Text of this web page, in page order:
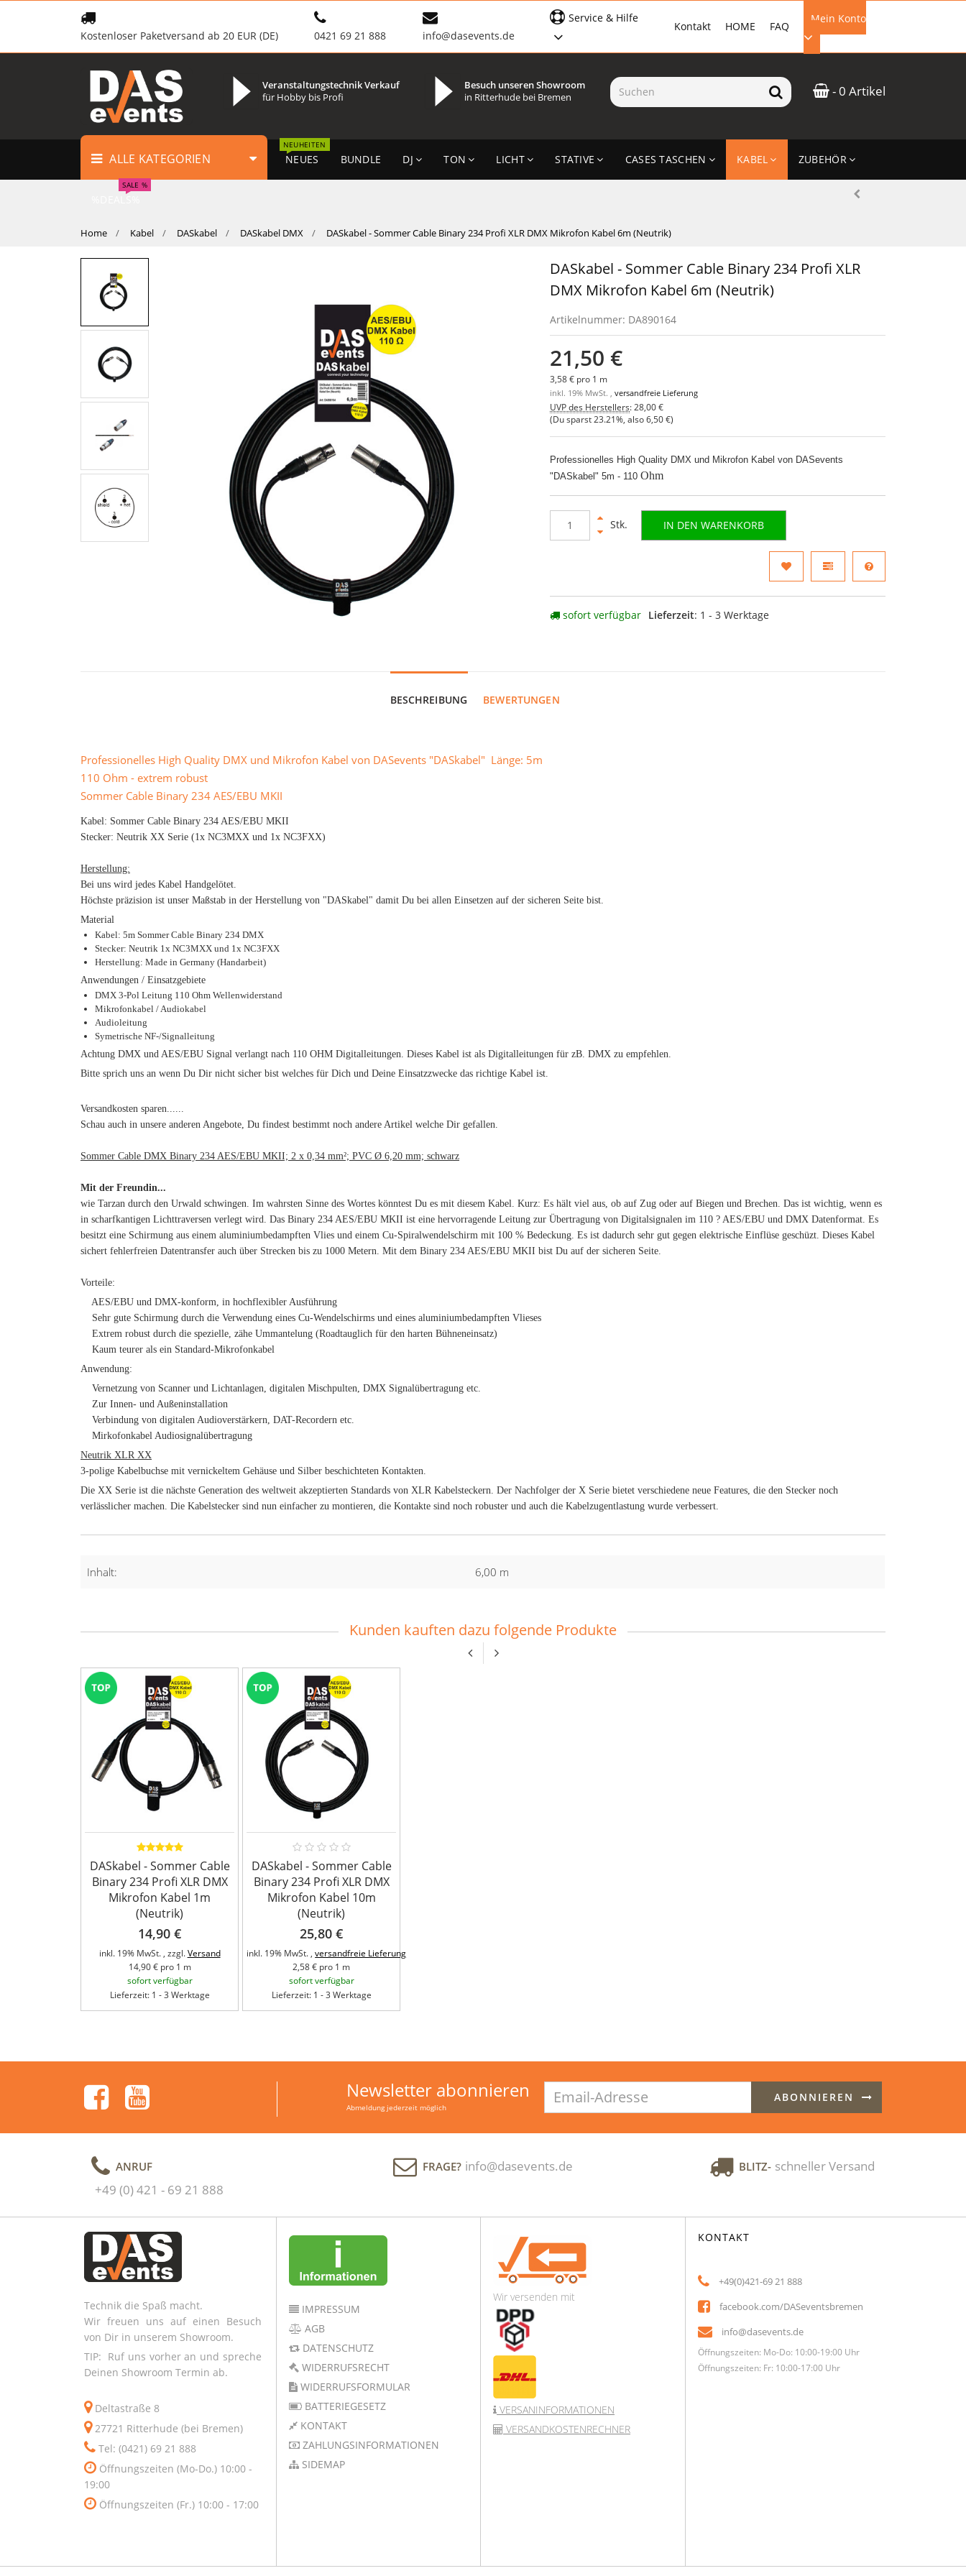
Kostenloser Paketversand ab 20 EUR (DE) 0421 69 21 888 info@dasevents.de
Mein Konto
EMAIL-ADRESSE
ANMELDEN
FAQ
HOME
Kontakt
Service & Hilfe
- 0 Artikel
Veranstaltungstechnik Verkauf
für Hobby bis Profi
Besuch unseren Showroom
in Ritterhude bei Bremen
ALLE KATEGORIEN NEUES
NEUHEITEN
BUNDLE DJ TON LICHT STATIVE CASES TASCHEN KABEL ZUBEHÖR
SALE %
Home Kabel DASkabel DASkabel DMX DASkabel - Sommer Cable Binary 234 Profi XLR DMX Mikrofon Kabel 6m (Neutrik)
DASkabel - Sommer Cable Binary 234 Profi XLR
DMX Mikrofon Kabel 6m (Neutrik)
Artikelnummer: DA890164
21,50 €
3,58 € pro 1 m
inkl. 19% MwSt. ,versandfreie Lieferung
UVP des Herstellers: 28,00 €
(Du sparst 23.21% , also6,50 €)
Professionelles High Quality DMX und Mikrofon Kabel von DASevents
"DASkabel" 5m - 110Ohm
Stk. IN DEN WARENKORB
sofort verfügbar Lieferzeit: 1 - 3 Werktage
BESCHREIBUNG BEWERTUNGEN
Professionelles High Quality DMX und Mikrofon Kabel von DASevents "DASkabel" Länge: 5m
110 Ohm - extrem robust
Sommer Cable Binary 234 AES/EBU MKII
Kabel: Sommer Cable Binary 234 AES/EBU MKII
Stecker: Neutrik XX Serie (1x NC3MXX und 1x NC3FXX)
Herstellung:
Bei uns wird jedes Kabel Handgelötet.
Höchste präzision ist unser Maßstab in der Herstellung von "DASkabel" damit Du bei allen Einsetzen auf der sicheren Seite bist.
Material
Kabel: 5m Sommer Cable Binary 234 DMX
Stecker: Neutrik 1x NC3MXX und 1x NC3FXX
Herstellung: Made in Germany (Handarbeit)
Anwendungen / Einsatzgebiete
DMX 3-Pol Leitung 110 Ohm Wellenwiderstand
Mikrofonkabel / Audiokabel
Audioleitung
Symetrische NF-/Signalleitung
Achtung DMX und AES/EBU Signal verlangt nach 110 OHM Digitalleitungen. Dieses Kabel ist als Digitalleitungen für zB. DMX zu empfehlen.
Bitte sprich uns an wenn Du Dir nicht sicher bist welches für Dich und Deine Einsatzzwecke das richtige Kabel ist.
Versandkosten sparen......
Schau auch in unsere anderen Angebote, Du findest bestimmt noch andere Artikel welche Dir gefallen.
Sommer Cable DMX Binary 234 AES/EBU MKII; 2 x 0,34 mm²; PVC Ø 6,20 mm; schwarz
Mit der Freundin...
wie Tarzan durch den Urwald schwingen. Im wahrsten Sinne des Wortes könntest Du es mit diesem Kabel. Kurz: Es hält viel aus, ob auf Zug oder auf Biegen und Brechen. Das ist wichtig, wenn es
in scharfkantigen Lichttraversen verlegt wird. Das Binary 234 AES/EBU MKII ist eine hervorragende Leitung zur Übertragung von Digitalsignalen im 110 ? AES/EBU und DMX Datenformat. Es
besitzt eine Schirmung aus einem aluminiumbedampften Vlies und einem Cu-Spiralwendelschirm mit 100 % Bedeckung. Es ist dadurch sehr gut gegen elektrische Einflüse geschüzt. Dieses Kabel
sichert fehlerfreien Datentransfer auch über Strecken bis zu 1000 Metern. Mit dem Binary 234 AES/EBU MKII bist Du auf der sicheren Seite.
Vorteile:
AES/EBU und DMX-konform, in hochflexibler Ausführung
Sehr gute Schirmung durch die Verwendung eines Cu-Wendelschirms und eines aluminiumbedampften Vlieses
Extrem robust durch die spezielle, zähe Ummantelung (Roadtauglich für den harten Bühneneinsatz)
Kaum teurer als ein Standard-Mikrofonkabel
Anwendung:
Vernetzung von Scanner und Lichtanlagen, digitalen Mischpulten, DMX Signalübertragung etc.
Zur Innen- und Außeninstallation
Verbindung von digitalen Audioverstärkern, DAT-Recordern etc.
Mirkofonkabel Audiosignalübertragung
Neutrik XLR XX
3-polige Kabelbuchse mit vernickeltem Gehäuse und Silber beschichteten Kontakten.
Die XX Serie ist die nächste Generation des weltweit akzeptierten Standards von XLR Kabelsteckern. Der Nachfolger der X Serie bietet verschiedene neue Features, die den Stecker noch
verlässlicher machen. Die Kabelstecker sind nun einfacher zu montieren, die Kontakte sind noch robuster und auch die Kabelzugentlastung wurde verbessert.
Inhalt: 6,00 m
Kunden kauften dazu folgende Produkte
DASkabel - Sommer Cable
Binary 234 Profi XLR DMX
Mikrofon Kabel 1m
(Neutrik)
14,90 €
inkl. 19% MwSt. , zzgl. Versand
14,90 € pro 1 m
sofort verfügbar
Lieferzeit: 1 - 3 Werktage
DASkabel - Sommer Cable
Binary 234 Profi XLR DMX
Mikrofon Kabel 10m
(Neutrik)
25,80 €
inkl. 19% MwSt. ,versandfreie Lieferung
2,58 € pro 1 m
sofort verfügbar
Lieferzeit: 1 - 3 Werktage
Newsletter abonnieren
Abmeldung jederzeit möglich
Adresse
ABONNIEREN
ANRUF
+49 (0) 421 - 69 21 888
FRAGE? info@dasevents.de BLITZ- schneller Versand
Technik die Spaß macht.
Wir freuen uns auf einen Besuch
von Dir in unserem Showroom.
TIP: Ruf uns vorher an und spreche
Deinen Showroom Termin ab.
Deltastraße 8
27721 Ritterhude (bei Bremen)
Tel: (0421) 69 21 888
Öffnungszeiten (Mo-Do.) 10:00 -
19:00
Öffnungszeiten (Fr.) 10:00 - 17:00
IMPRESSUM
AGB
DATENSCHUTZ
WIDERRUFSRECHT
WIDERRUFSFORMULAR
BATTERIEGESETZ
KONTAKT
ZAHLUNGSINFORMATIONEN
SIDEMAP
Wir versenden mit
VERSANINFORMATIONEN
VERSANDKOSTENRECHNER
KONTAKT
+49(0)421-69 21 888
facebook.com/DASeventsbremen
info@dasevents.de
Öffnungszeiten: Mo-Do: 10:00-19:00 Uhr
Öffnungszeiten: Fr: 10:00-17:00 Uhr